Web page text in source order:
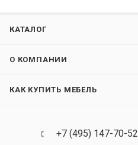
КАТАЛОГ
О КОМПАНИИ
КАК КУПИТЬ МЕБЕЛЬ
+7 (495) 147-70-52